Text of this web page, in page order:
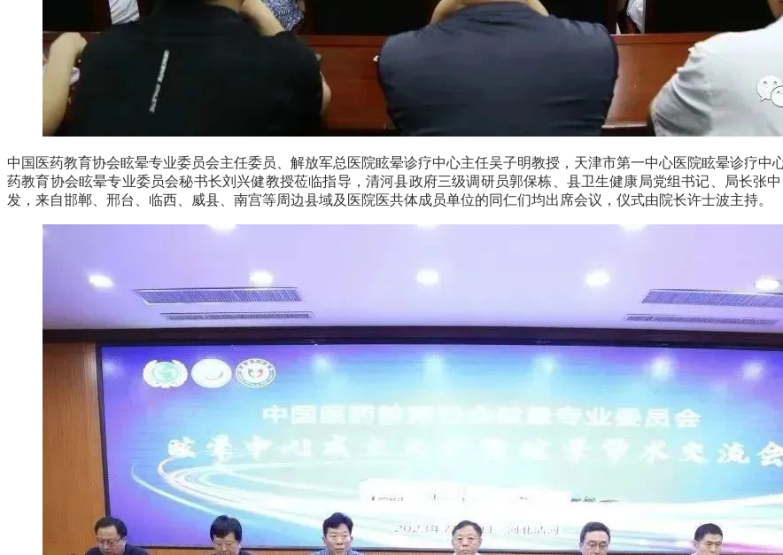
中国医药教育协会眩晕专业委员会主任委员、解放军总医院眩晕诊疗中心主任吴子明教授，天津市第一中心医院眩晕诊疗
药教育协会眩晕专业委员会秘书长刘兴健教授莅临指导，清河县政府三级调研员郭保栋、县卫生健康局党组书记、局长张
发，来自邯郸、邢台、临西、威县、南宫等周边县域及医院医共体成员单位的同仁们均出席会议，仪式由院长许士波主持。